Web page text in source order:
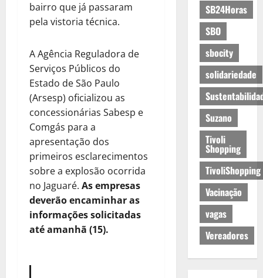
bairro que já passaram
pela vistoria técnica.
A Agência Reguladora de
Serviços Públicos do
Estado de São Paulo
(Arsesp) oficializou as
concessionárias Sabesp e
Comgás para a
apresentação dos
primeiros esclarecimentos
sobre a explosão ocorrida
no Jaguaré. As empresas
deverão encaminhar as
informações solicitadas
até amanhã (15).
SB24Horas
SBO
sbocity
solidariedade
Suzano
Tivoli
Shopping
TivoliShopping
Vacinação
vagas
Vereadores